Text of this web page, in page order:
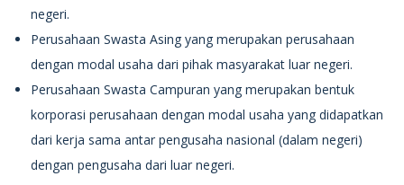
negeri.
Perusahaan Swasta Asing yang merupakan perusahaan
dengan modal usaha dari pihak masyarakat luar negeri.
Perusahaan Swasta Campuran yang merupakan bentuk
korporasi perusahaan dengan modal usaha yang didapatkan
dari kerja sama antar pengusaha nasional (dalam negeri)
dengan pengusaha dari luar negeri.